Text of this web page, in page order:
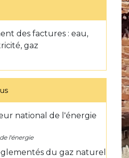
des factures : eau,
gaz
national de l'énergie
l'énergie
du gaz naturel